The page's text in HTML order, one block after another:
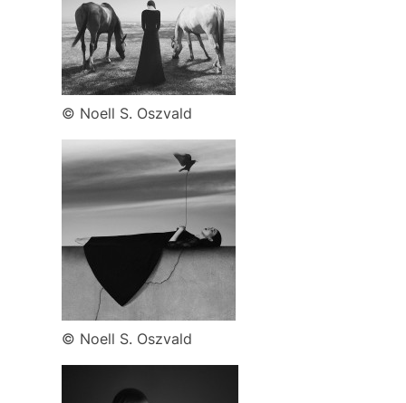
© Noell S. Oszvald
© Noell S. Oszvald